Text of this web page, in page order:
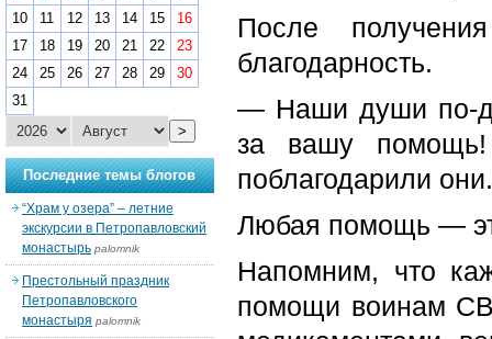
После
благодарность.
— Наши души по-
за вашу
поблагодарили они.
Любая помощь —
Напомним, что
помощи воинам
10
11 12 13 14 15
16
17
18 19 20 21 22
23
24
25 26 27 28 29
30
31
>
Последние темы блогов
“Храм у озера” – летние
экскурсии в Петропавловский
монастырь palomnik
Престольный праздник
Петропавловского
монастыря palomnik